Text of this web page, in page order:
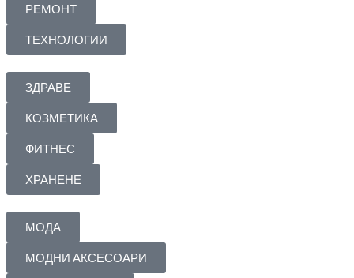
РЕМОНТ
ТЕХНОЛОГИИ
ЗДРАВЕ
КОЗМЕТИКА
ФИТНЕС
ХРАНЕНЕ
МОДА
МОДНИ АКСЕСОАРИ